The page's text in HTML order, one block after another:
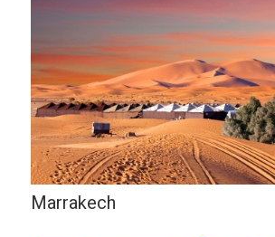
Marrakech